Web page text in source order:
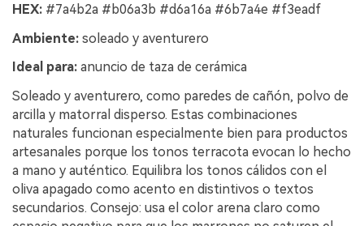
HEX: #7a4b2a #b06a3b #d6a16a #6b7a4e #f3eadf
Ambiente: soleado y aventurero
Ideal para: anuncio de taza de cerámica
Soleado y aventurero, como paredes de cañón, polvo de
arcilla y matorral disperso. Estas combinaciones
naturales funcionan especialmente bien para productos
artesanales porque los tonos terracota evocan lo hecho
a mano y auténtico. Equilibra los tonos cálidos con el
oliva apagado como acento en distintivos o textos
secundarios. Consejo: usa el color arena claro como